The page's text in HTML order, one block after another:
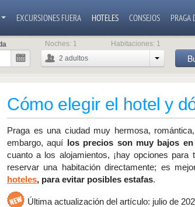
EXCURSIONES FUERA HOTELES CONSEJOS PRAGA
2 adultos
Noches: 1 Habitaciones: 1
Cómo elegir el hotel y
Praga es una ciudad muy hermosa,
embargo, aquí los precios son muy bajos
cuanto a los alojamientos, ¡hay opciones
reservar una habitación directamente; es
hoteles, para evitar posibles estafas.
Última actualización del artículo: julio de